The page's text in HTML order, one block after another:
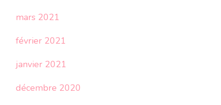
mars 2021
février 2021
janvier 2021
décembre 2020